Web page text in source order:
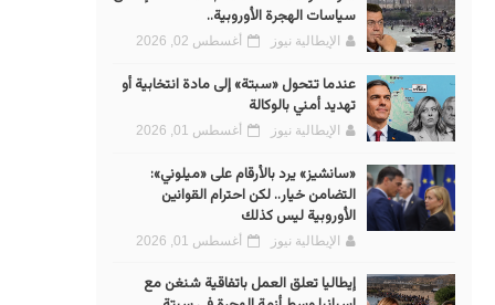
سياسات الهجرة الأوروبية..
الإيطالية نيوز أغسطس 02, 2026
عندما تتحول «سبتة» إلى مادة انتخابية أو
تهديد أمني بالوكالة
الإيطالية نيوز أغسطس 01, 2026
«سانشيز» يرد بالأرقام على «ميلوني»:
التضامن خيار.. لكن احترام القوانين
الأوروبية ليس كذلك
الإيطالية نيوز أغسطس 01, 2026
إيطاليا تعلق العمل باتفاقية شنغن مع